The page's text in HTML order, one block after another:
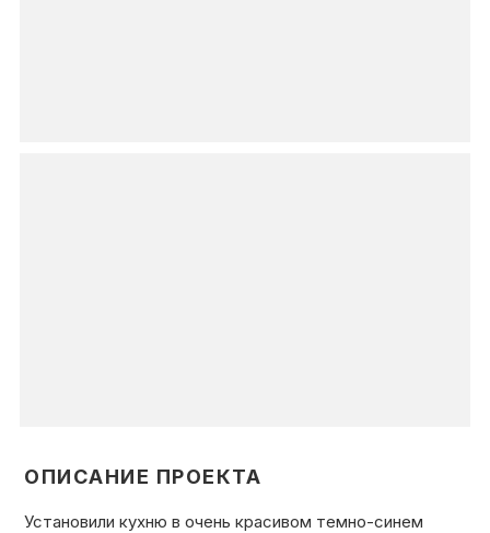
ОПИСАНИЕ ПРОЕКТА
Установили кухню в очень красивом темно-синем